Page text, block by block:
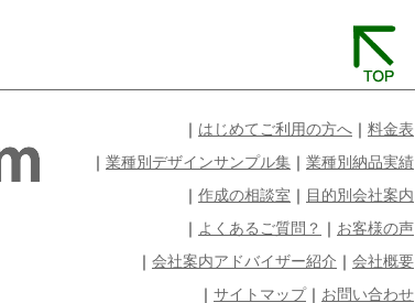
｜ はじめてご利用の方へ ｜ 料金表
｜ 業種別デザインサンプル集 ｜ 業種別納品実績
｜ 作成の相談室 ｜ 目的別会社案内
｜ よくあるご質問？ ｜ お客様の声
｜ 会社案内アドバイザー紹介 ｜ 会社概要
｜ サイトマップ｜ お問い合わせ